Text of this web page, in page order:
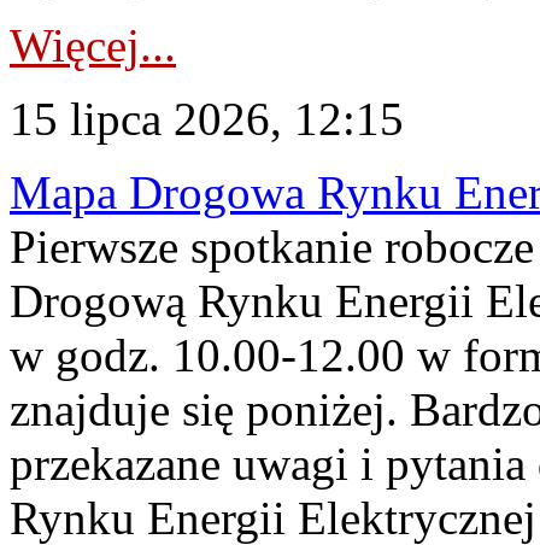
Więcej...
15 lipca 2026, 12:15
Mapa Drogowa Rynku
Pierwsze spotkanie
Drogową Rynku Energii
w godz. 10.00-12.00 w
znajduje się poniżej.
przekazane uwagi i
Rynku Energii